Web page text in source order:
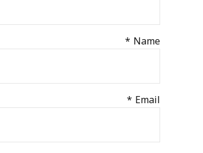
Name *
Email *